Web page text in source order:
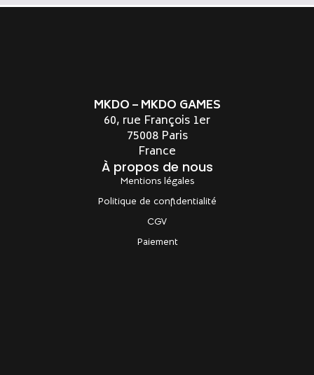
MKDO – MKDO GAMES
60, rue François 1er
75008 Paris
France
À propos de nous
Mentions légales
Politique de confidentialité
CGV
Paiement